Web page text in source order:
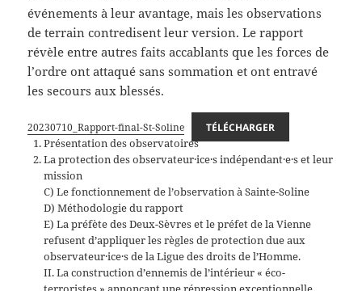
événements à leur avantage, mais les observations
de terrain contredisent leur version. Le rapport
révèle entre autres faits accablants que les forces de
l’ordre ont attaqué sans sommation et ont entravé
les secours aux blessés.
20230710_Rapport-final-St-Soline TÉLÉCHARGER
Présentation des observatoires
La protection des observateur·ice·s indépendant·e·s et leur
mission
C) Le fonctionnement de l’observation à Sainte-Soline
D) Méthodologie du rapport
E) La préfète des Deux-Sèvres et le préfet de la Vienne
refusent d’appliquer les règles de protection due aux
observateur·ice·s de la Ligue des droits de l’Homme.
II. La construction d’ennemis de l’intérieur « éco-